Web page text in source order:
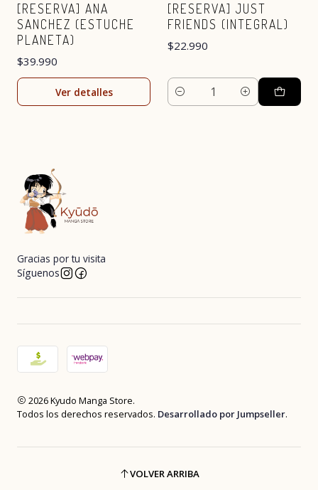
[RESERVA] ANA
SANCHEZ (ESTUCHE
PLANETA)
$39.990
Ver detalles
[RESERVA] JUST
FRIENDS (INTEGRAL)
$22.990
Cantidad
Gracias por tu visita
Síguenos
2026 Kyudo Manga Store.
Todos los derechos reservados. Desarrollado por Jumpseller.
VOLVER ARRIBA